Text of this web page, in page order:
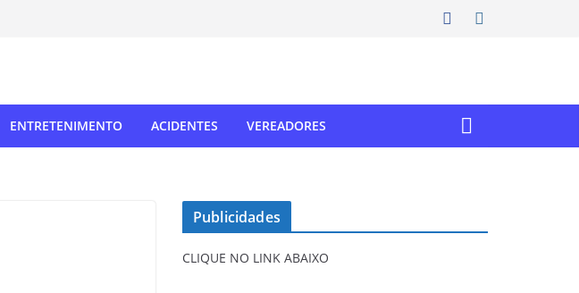
ENTRETENIMENTO ACIDENTES VEREADORES
Publicidades
CLIQUE NO LINK ABAIXO